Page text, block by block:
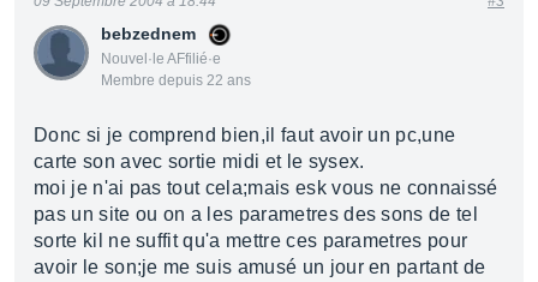
bebzednem
Nouvel·le AFfilié·e
Membre depuis 22 ans
Donc si je comprend bien,il faut avoir un pc,une
carte son avec sortie midi et le sysex.
moi je n'ai pas tout cela;mais esk vous ne connaissé
pas un site ou on a les parametres des sons de tel
sorte kil ne suffit qu'a mettre ces parametres pour
avoir le son;je me suis amusé un jour en partant de